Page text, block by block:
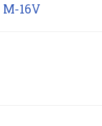
16V